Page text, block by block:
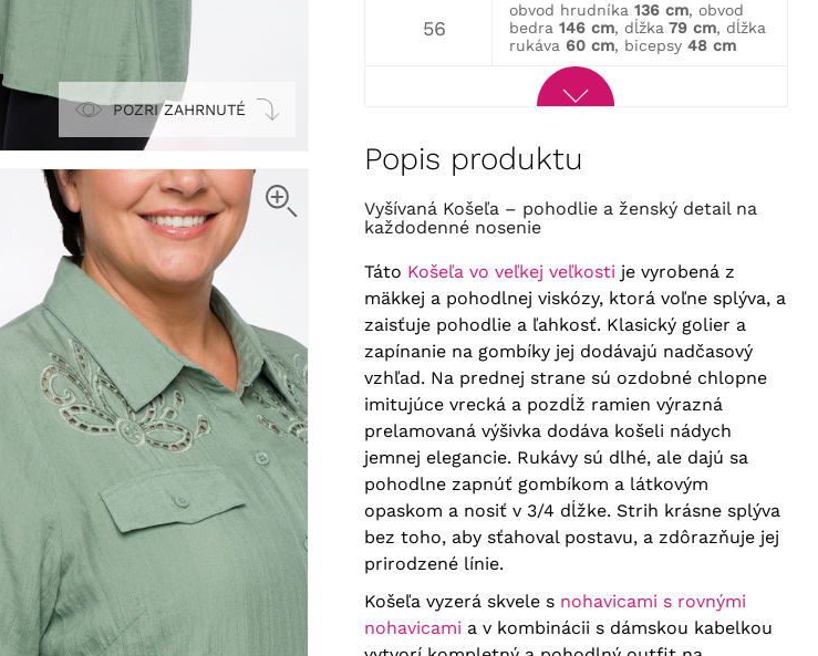
POZRI ZAHRNUTÉ
56
obvod hrudníka 136 cm, obvod
bedra 146 cm, dĺžka 79 cm, dĺžka
rukáva 60 cm, bicepsy 48 cm
Popis produktu
Vyšívaná Košeľa – pohodlie a ženský detail na
každodenné nosenie
Táto Košeľa vo veľkej veľkosti je vyrobená z
mäkkej a pohodlnej viskózy, ktorá voľne splýva, a
zaisťuje pohodlie a ľahkosť. Klasický golier a
zapínanie na gombíky jej dodávajú nadčasový
vzhľad. Na prednej strane sú ozdobné chlopne
imitujúce vrecká a pozdĺž ramien výrazná
prelamovaná výšivka dodáva košeli nádych
jemnej elegancie. Rukávy sú dlhé, ale dajú sa
pohodlne zapnúť gombíkom a látkovým
opaskom a nosiť v 3/4 dĺžke. Strih krásne splýva
bez toho, aby sťahoval postavu, a zdôrazňuje jej
prirodzené línie.
Košeľa vyzerá skvele s nohavicami s rovnými
nohavicami a v kombinácii s dámskou kabelkou